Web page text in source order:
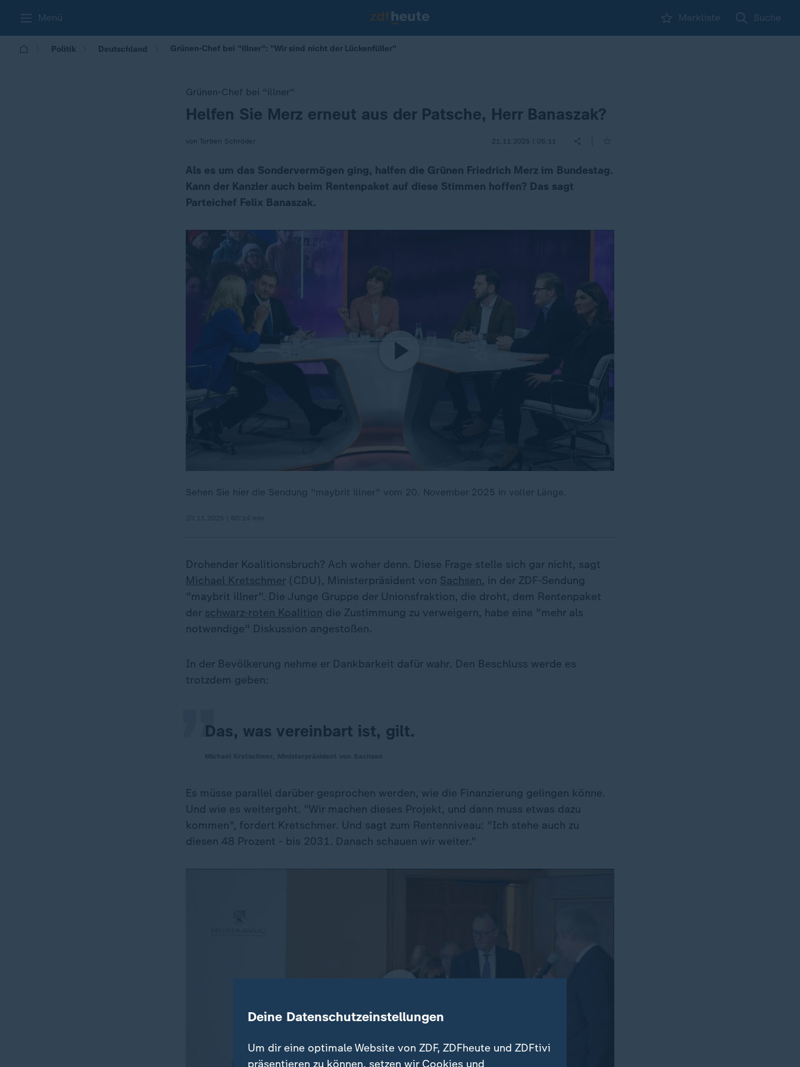
Menü Merkliste Suche
Politik Deutschland Grünen-Chef bei "illner": "Wir sind nicht der Lückenfüller"
Grünen-Chef bei "illner"
:Helfen Sie Merz erneut aus der Patsche, Herr Banaszak?
von Torben Schröder 21.11.2025 | 05:11
Als es um das Sondervermögen ging, halfen die Grünen Friedrich Merz im Bundestag.
Kann der Kanzler auch beim Rentenpaket auf diese Stimmen hoffen? Das sagt
Parteichef Felix Banaszak.
Sehen Sie hier die Sendung "maybrit illner" vom 20. November 2025 in voller Länge.
Drohender Koalitionsbruch? Ach woher denn. Diese Frage stelle sich gar nicht, sagt
Michael Kretschmer (CDU), Ministerpräsident von Sachsen, in der ZDF-Sendung
"maybrit illner". Die Junge Gruppe der Unionsfraktion, die droht, dem Rentenpaket
der schwarz-roten Koalition die Zustimmung zu verweigern, habe eine "mehr als
notwendige" Diskussion angestoßen.
In der Bevölkerung nehme er Dankbarkeit dafür wahr. Den Beschluss werde es
trotzdem geben:
Das, was vereinbart ist, gilt.
„
Es müsse parallel darüber gesprochen werden, wie die Finanzierung gelingen könne.
Und wie es weitergeht. "Wir machen dieses Projekt, und dann muss etwas dazu
kommen", fordert Kretschmer. Und sagt zum Rentenniveau: "Ich stehe auch zu
diesen 48 Prozent - bis 2031. Danach schauen wir weiter."
Deine Datenschutzeinstellungen
Um dir eine optimale Website von ZDF, ZDFheute und ZDFtivi
präsentieren zu können, setzen wir Cookies und